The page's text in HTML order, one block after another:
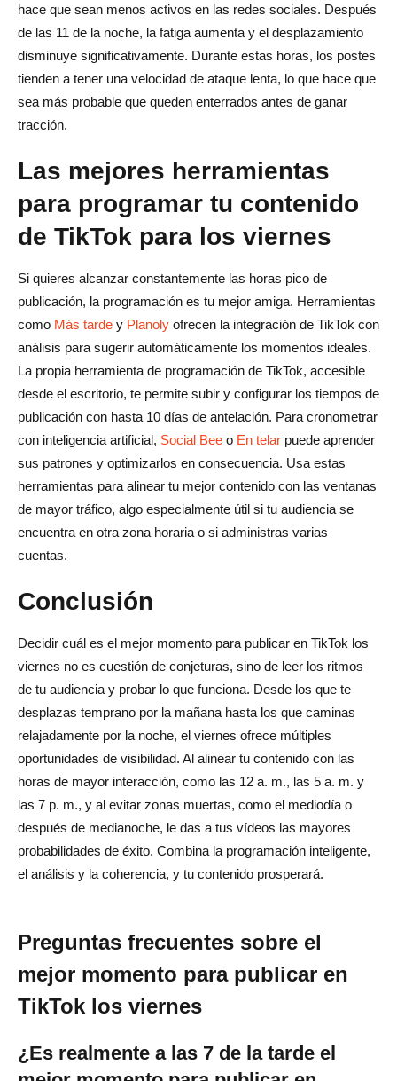
hace que sean menos activos en las redes sociales. Después
de las 11 de la noche, la fatiga aumenta y el desplazamiento
disminuye significativamente. Durante estas horas, los postes
tienden a tener una velocidad de ataque lenta, lo que hace que
sea más probable que queden enterrados antes de ganar
tracción.
Las mejores herramientas
para programar tu contenido
de TikTok para los viernes
Si quieres alcanzar constantemente las horas pico de
publicación, la programación es tu mejor amiga. Herramientas
como Más tarde y Planoly ofrecen la integración de TikTok con
análisis para sugerir automáticamente los momentos ideales.
La propia herramienta de programación de TikTok, accesible
desde el escritorio, te permite subir y configurar los tiempos de
publicación con hasta 10 días de antelación. Para cronometrar
con inteligencia artificial, Social Bee o En telar puede aprender
sus patrones y optimizarlos en consecuencia. Usa estas
herramientas para alinear tu mejor contenido con las ventanas
de mayor tráfico, algo especialmente útil si tu audiencia se
encuentra en otra zona horaria o si administras varias
cuentas.
Conclusión
Decidir cuál es el mejor momento para publicar en TikTok los
viernes no es cuestión de conjeturas, sino de leer los ritmos
de tu audiencia y probar lo que funciona. Desde los que te
desplazas temprano por la mañana hasta los que caminas
relajadamente por la noche, el viernes ofrece múltiples
oportunidades de visibilidad. Al alinear tu contenido con las
horas de mayor interacción, como las 12 a. m., las 5 a. m. y
las 7 p. m., y al evitar zonas muertas, como el mediodía o
después de medianoche, le das a tus vídeos las mayores
probabilidades de éxito. Combina la programación inteligente,
el análisis y la coherencia, y tu contenido prosperará.
Preguntas frecuentes sobre el
mejor momento para publicar en
TikTok los viernes
¿Es realmente a las 7 de la tarde el